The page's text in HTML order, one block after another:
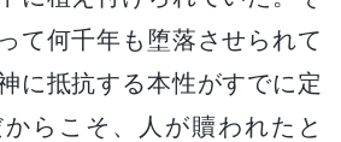
て何千年も堕落させられて
に抵抗する本性がすでに定
らこそ、人が贖われたと